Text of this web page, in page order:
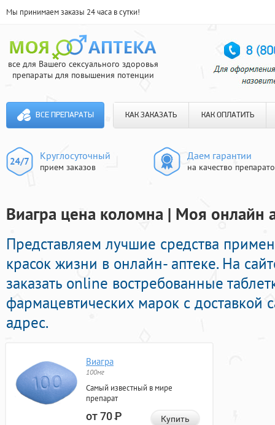
Мы принимаем заказы 24 часа в сутки!
все для Вашего сексуального здоровья
препараты для повышения потенции
ВСЕ ПРЕПАРАТЫ КАК ЗАКАЗАТЬ КАК ОПЛАТИТЬ
Круглосуточный
прием заказов
Даем гарантии
на качество
Виагра цена коломна | Моя онлайн
Представляем лучшие средства
красок жизни в онлайн- аптеке. На
заказать online востребованные
фармацевтических марок с доставкой
адрес.
Виагра
100мг
Самый известный в мире
препарат
от 70Р Купить